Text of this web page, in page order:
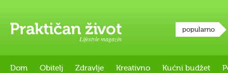
Lifestyle magazin
popularno
Dom Obitelj Zdravlje Kreativno Kućni budžet